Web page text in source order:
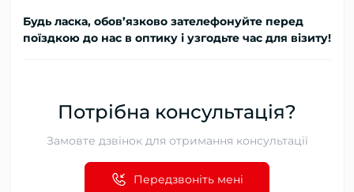
Будь ласка, обов’язково зателефонуйте перед
поїздкою до нас в оптику і узгодьте час для візиту!
Потрібна консультація?
Замовте дзвінок для отримання консультації
Передзвоніть мені